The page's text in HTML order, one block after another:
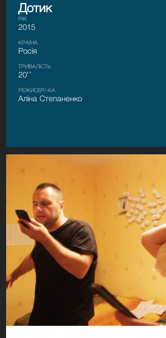
Дотик
РІК
2015
КРАЇНА
Росія
ТРИВАЛІСТЬ
20'’
РЕЖИСЕР/-КА
Аліна Степаненко